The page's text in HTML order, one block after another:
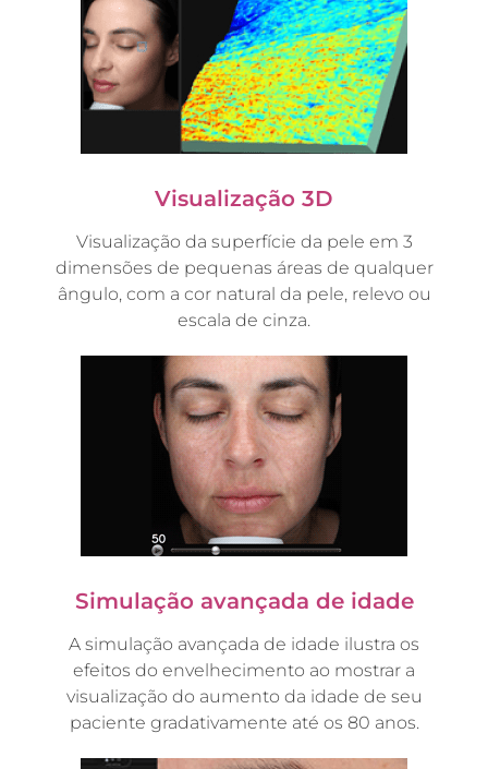
Visualização 3D
Visualização da superfície da pele em 3
dimensões de pequenas áreas de qualquer
ângulo, com a cor natural da pele, relevo ou
escala de cinza.
Simulação avançada de idade
A simulação avançada de idade ilustra os
efeitos do envelhecimento ao mostrar a
visualização do aumento da idade de seu
paciente gradativamente até os 80 anos.